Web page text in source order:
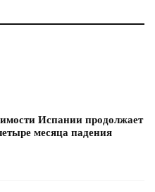
Испании продолжает
месяца падения